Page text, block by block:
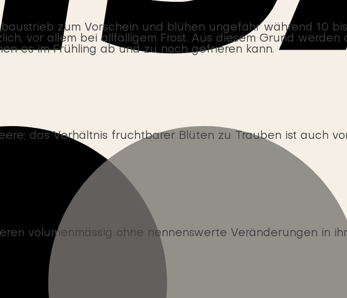
zum Vorschein und blühen ungefähr während 10
vor allem bei allfälligem Frost. Aus diesem Grund
es im Frühling ab und zu noch gefrieren kann.
das Verhältnis fruchtbarer Blüten zu Trauben ist auch
volumenmässig ohne nennenswerte Veränderungen in